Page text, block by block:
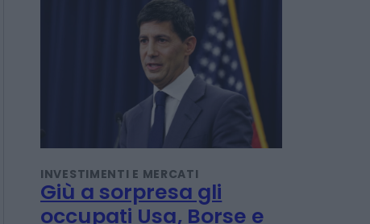
LEGGI ANCHE